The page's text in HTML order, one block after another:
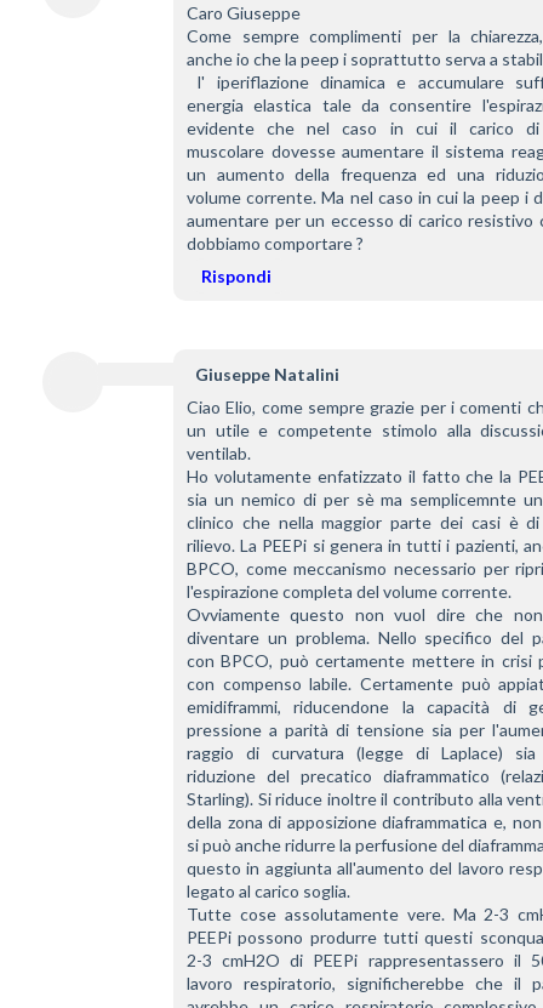
Caro Giuseppe
Come sempre complimenti per la
anche io che la peep i soprattutto serva a
l' iperiflazione dinamica e accumulare sufficiente
energia elastica tale da consentire
evidente che nel caso in cui il carico di
muscolare dovesse aumentare il sistema
un aumento della frequenza ed una
volume corrente. Ma nel caso in cui la peep i
aumentare per un eccesso di carico resistivo
dobbiamo comportare ?
Rispondi
Giuseppe Natalini
Ciao Elio, come sempre grazie per i comenti
un utile e competente stimolo alla
ventilab.
Ho volutamente enfatizzato il fatto che la
sia un nemico di per sè ma semplicemnte
clinico che nella maggior parte dei casi è di
rilievo. La PEEPi si genera in tutti i pazienti,
BPCO, come meccanismo necessario per
l'espirazione completa del volume corrente.
Ovviamente questo non vuol dire che
diventare un problema. Nello specifico del
con BPCO, può certamente mettere in crisi
con compenso labile. Certamente può
emidiframmi, riducendone la capacità di
pressione a parità di tensione sia per
raggio di curvatura (legge di Laplace)
riduzione del precatico diaframmatico
Starling). Si riduce inoltre il contributo alla
della zona di apposizione diaframmatica e,
si può anche ridurre la perfusione del
questo in aggiunta all'aumento del lavoro
legato al carico soglia.
Tutte cose assolutamente vere. Ma 2-3
PEEPi possono produrre tutti questi
2-3 cmH2O di PEEPi rappresentassero il
lavoro respiratorio, significherebbe che il